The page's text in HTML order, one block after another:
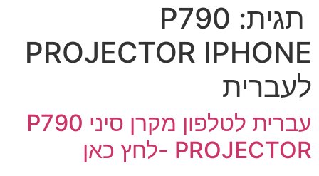
תגית: P790
PROJECTOR IPHONE
לעברית
עברית לטלפון מקרן סיני P790
PROJECTOR -לחץ כאן